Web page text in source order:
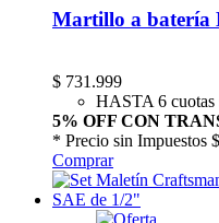
Martillo a batería
$ 731.999
HASTA 6 cuotas
5% OFF CON
* Precio sin Impuestos
Comprar